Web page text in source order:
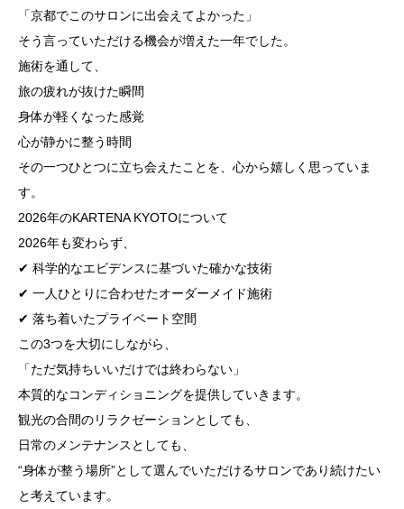
「京都でこのサロンに出会えてよかった」
そう言っていただける機会が増えた一年でした。
施術を通して、
旅の疲れが抜けた瞬間
身体が軽くなった感覚
心が静かに整う時間
その一つひとつに立ち会えたことを、心から嬉しく思っていま
す。
2026年のKARTENA KYOTOについて
2026年も変わらず、
✔ 科学的なエビデンスに基づいた確かな技術
✔ 一人ひとりに合わせたオーダーメイド施術
✔ 落ち着いたプライベート空間
この3つを大切にしながら、
「ただ気持ちいいだけでは終わらない」
本質的なコンディショニングを提供していきます。
観光の合間のリラクゼーションとしても、
日常のメンテナンスとしても、
“身体が整う場所”として選んでいただけるサロンであり続けたい
と考えています。